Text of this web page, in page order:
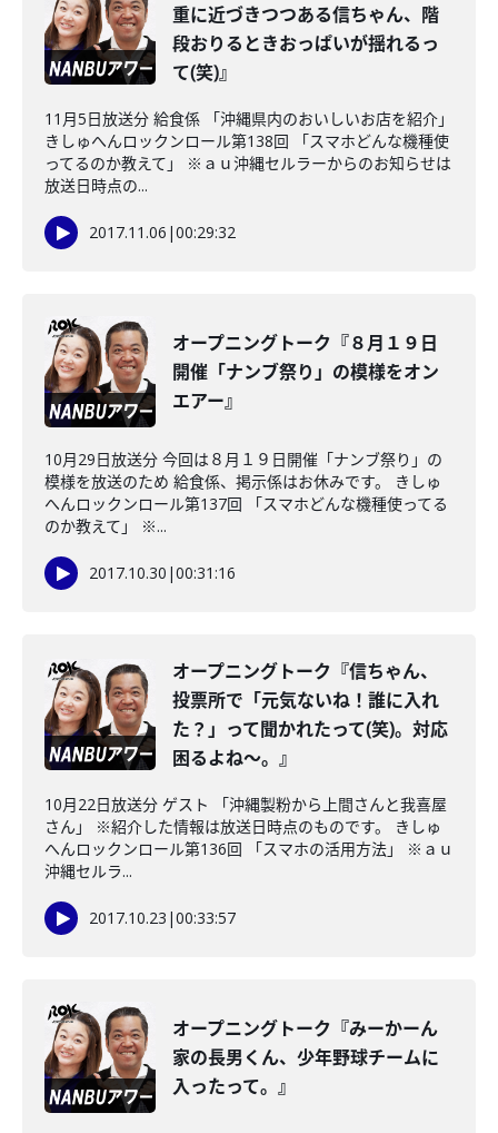
重に近づきつつある信ちゃん、階
段おりるときおっぱいが揺れるっ
て(笑)』
11月5日放送分 給食係 「沖縄県内のおいしいお店を紹介」
きしゅへんロックンロール第138回 「スマホどんな機種使
ってるのか教えて」 ※ａｕ沖縄セルラーからのお知らせは
放送日時点の...
2017.11.06 |00:29:32
オープニングトーク『８月１９日
開催「ナンブ祭り」の模様をオン
エアー』
10月29日放送分 今回は８月１９日開催「ナンブ祭り」の
模様を放送のため 給食係、掲示係はお休みです。 きしゅ
へんロックンロール第137回 「スマホどんな機種使ってる
のか教えて」 ※...
2017.10.30 |00:31:16
オープニングトーク『信ちゃん、
投票所で「元気ないね！誰に入れ
た？」って聞かれたって(笑)。対応
困るよね～。』
10月22日放送分 ゲスト 「沖縄製粉から上間さんと我喜屋
さん」 ※紹介した情報は放送日時点のものです。 きしゅ
へんロックンロール第136回 「スマホの活用方法」 ※ａｕ
沖縄セルラ...
2017.10.23 |00:33:57
オープニングトーク『みーかーん
家の長男くん、少年野球チームに
入ったって。』